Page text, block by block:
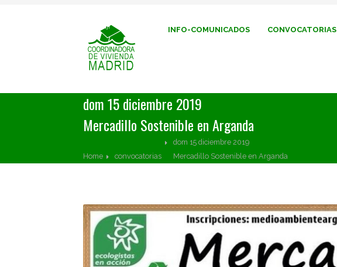
INFO-COMUNICADOS CONVOCATORIAS
dom 15 diciembre 2019
Mercadillo Sostenible en Arganda
Home convocatorias
dom 15 diciembre 2019
Mercadillo Sostenible en Arganda